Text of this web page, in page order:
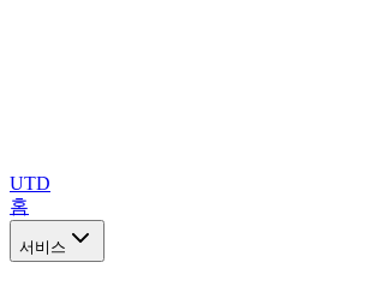
UTD
홈
서비스